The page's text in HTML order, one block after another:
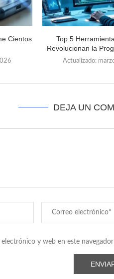
Cientos
Top 5
Revolucionan la
Actualizado:
DEJA UN
y web en este